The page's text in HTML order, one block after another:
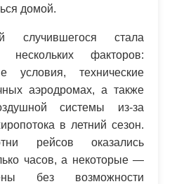
домой.
случившегося стала
нескольких факторов:
условия, технические
аэродромах, а также
системы из-за
в летний сезон.
рейсов оказались
часов, а некоторые —
без возможности